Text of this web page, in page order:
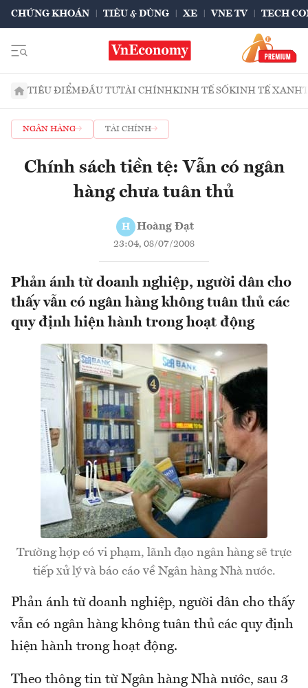
CHỨNG KHOÁN TIÊU & DÙNG XE VNE TV TECH
TIÊU ĐIỂMĐẦU TƯTÀI CHÍNHKINH TẾ SỐKINH TẾ XANH
NGÂN HÀNG TÀI CHÍNH
Chính sách tiền tệ: Vẫn có ngân
hàng chưa tuân thủ
H Hoàng Đạt
23:04, 08/07/2008
Phản ánh từ doanh nghiệp, người dân cho
thấy vẫn có ngân hàng không tuân thủ các
quy định hiện hành trong hoạt động
Trường hợp có vi phạm, lãnh đạo ngân hàng sẽ trực
tiếp xử lý và báo cáo về Ngân hàng Nhà nước.
Phản ánh từ doanh nghiệp, người dân cho thấy
vẫn có ngân hàng không tuân thủ các quy định
hiện hành trong hoạt động.
Theo thông tin từ Ngân hàng Nhà nước, sau 3